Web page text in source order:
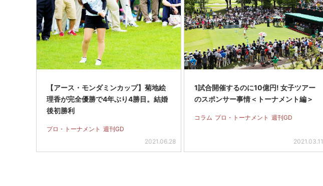
【アース・モンダミンカップ】菊地絵
理香が完全優勝で4年ぶり4勝目。結婚
後初勝利
プロ・トーナメント 週刊GD
2021.06.28
1試合開催するのに10億円! 女子ツアー
のスポンサー事情＜トーナメント編＞
コラム プロ・トーナメント 週刊GD
2021.03.11